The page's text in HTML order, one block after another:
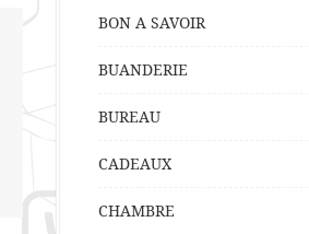
BON A SAVOIR
BUANDERIE
BUREAU
CADEAUX
CHAMBRE